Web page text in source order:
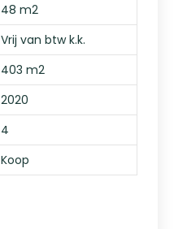
48 m2
Vrij van btw k.k.
403 m2
2020
4
Koop